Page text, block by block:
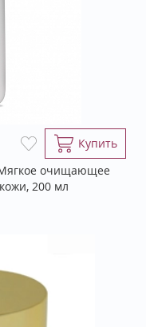
Купить
Мягкое очищающее
200 мл